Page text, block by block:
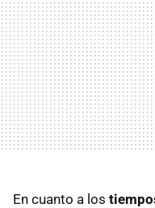
En cuanto a los